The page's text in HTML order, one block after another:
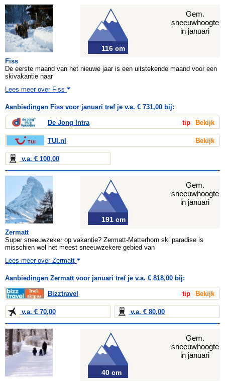
Fiss
De eerste maand van het nieuwe jaar is een uitstekende maand voor een
skivakantie naar
Lees meer over Fiss
116 cm
Gem.
sneeuwhoogte
in januari
Aanbiedingen Fiss voor januari tref je v.a. € 731,00 bij:
De Jong Intra tip Bekijk
TUI.nl Bekijk
v.a. € 100,00
Zermatt
Super sneeuwzeker op vakantie? Zermatt-Matterhorn ski paradise is
misschien wel het meest sneeuwzekere gebied van
Lees meer over Zermatt
191 cm
Gem.
sneeuwhoogte
in januari
Aanbiedingen Zermatt voor januari tref je v.a. € 818,00 bij:
Bizztravel tip Bekijk
v.a. € 70,00 v.a. € 80,00
40 cm
Gem.
sneeuwhoogte
in januari